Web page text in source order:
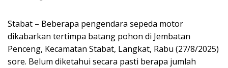
Stabat – Beberapa pengendara sepeda motor
dikabarkan tertimpa batang pohon di Jembatan
Penceng, Kecamatan Stabat, Langkat, Rabu (27/8/2025)
sore. Belum diketahui secara pasti berapa jumlah